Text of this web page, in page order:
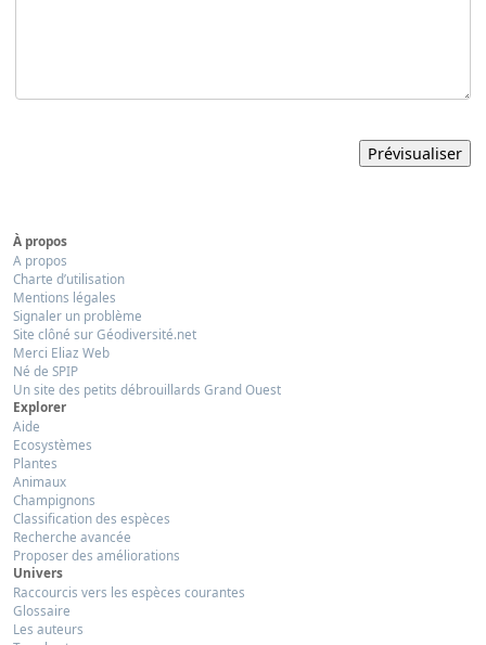
À propos
A propos
Charte d’utilisation
Mentions légales
Signaler un problème
Site clôné sur Géodiversité.net
Merci Eliaz Web
Né de SPIP
Un site des petits débrouillards Grand Ouest
Explorer
Aide
Ecosystèmes
Plantes
Animaux
Champignons
Classification des espèces
Recherche avancée
Proposer des améliorations
Univers
Raccourcis vers les espèces courantes
Glossaire
Les auteurs